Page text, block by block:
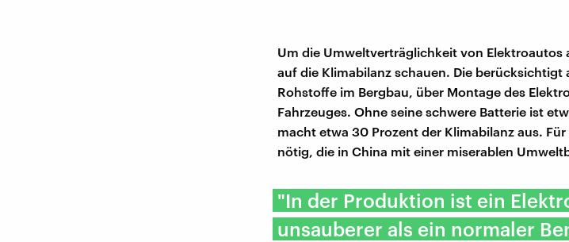
Um die Umweltverträglichkeit von Elektroautos
auf die Klimabilanz schauen. Die berücksichtigt
Rohstoffe im Bergbau, über Montage des
Fahrzeuges. Ohne seine schwere Batterie ist
macht etwa 30 Prozent der Klimabilanz aus.
nötig, die in China mit einer miserablen
"In der Produktion ist ein
unsauberer als ein normaler